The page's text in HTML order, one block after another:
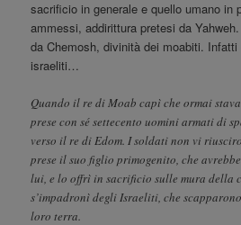
sacrificio in generale e quello umano in
ammessi, addirittura pretesi da
da Chemosh, divinità dei moabiti.
israeliti…
Quando il re di Moab capì che ormai
prese con sé settecento uomini armati di
verso il re di Edom. I soldati non vi
prese il suo figlio primogenito, che
lui, e lo offrì in sacrificio sulle mura della
s’impadronì degli Israeliti, che
loro terra.